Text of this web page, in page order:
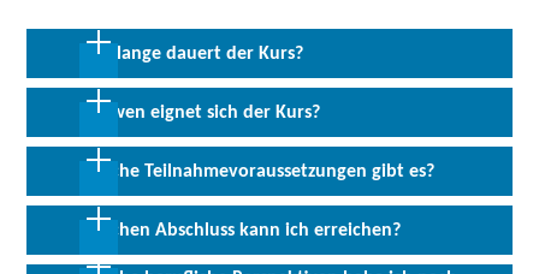
Wie lange dauert der Kurs?
2 Wochen in Vollzeit
Für wen eignet sich der Kurs?
Die Weiterbildung richtet sich an öffentliche Fachverwaltungen,
Politiker, Elektroinstallateure, Fachplaner aus den Fachbereichen,
Ingenieure (als Überblick und Einstieg), Sachbearbeiter, Finanz-
und Bankkaufleute.
Welche Teilnahmevoraussetzungen gibt es?
Grundkenntnisse der Solartechnik sind von Vorteil, ebenso wie
eine Ausbildung mit mindestens zweijähriger Berufserfahrung
Welchen Abschluss kann ich erreichen?